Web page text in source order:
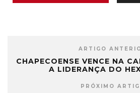
ARTIGO
CHAPECOENSE VENCE NA
A LIDERANÇA DO
PRÓXIMO